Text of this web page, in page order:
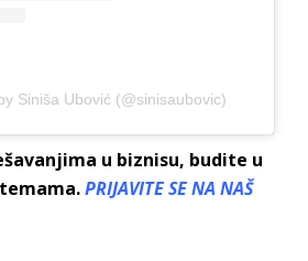
Siniša Ubović (@sinisaubovic)
u biznisu, budite u
PRIJAVITE SE NA NAŠ